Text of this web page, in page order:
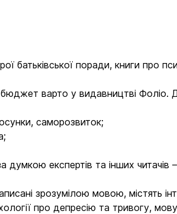
батьківської поради, книги про
бюджет варто у видавництві
саморозвиток;
думкою експертів та інших
зрозумілою мовою, містять
про депресію та тривогу,